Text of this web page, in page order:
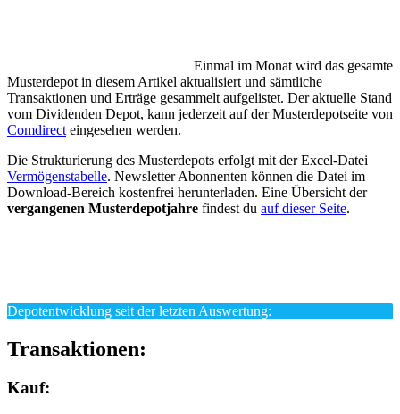
Einmal im Monat wird das gesamte
Musterdepot in diesem Artikel aktualisiert und sämtliche
Transaktionen und Erträge gesammelt aufgelistet. Der aktuelle Stand
vom Dividenden Depot, kann jederzeit auf der Musterdepotseite von
Comdirect eingesehen werden.
Die Strukturierung des Musterdepots erfolgt mit der Excel-Datei
Vermögenstabelle. Newsletter Abonnenten können die Datei im
Download-Bereich kostenfrei herunterladen. Eine Übersicht der
vergangenen Musterdepotjahre findest du auf dieser Seite.
Depotentwicklung seit der letzten Auswertung:
Transaktionen:
Kauf: